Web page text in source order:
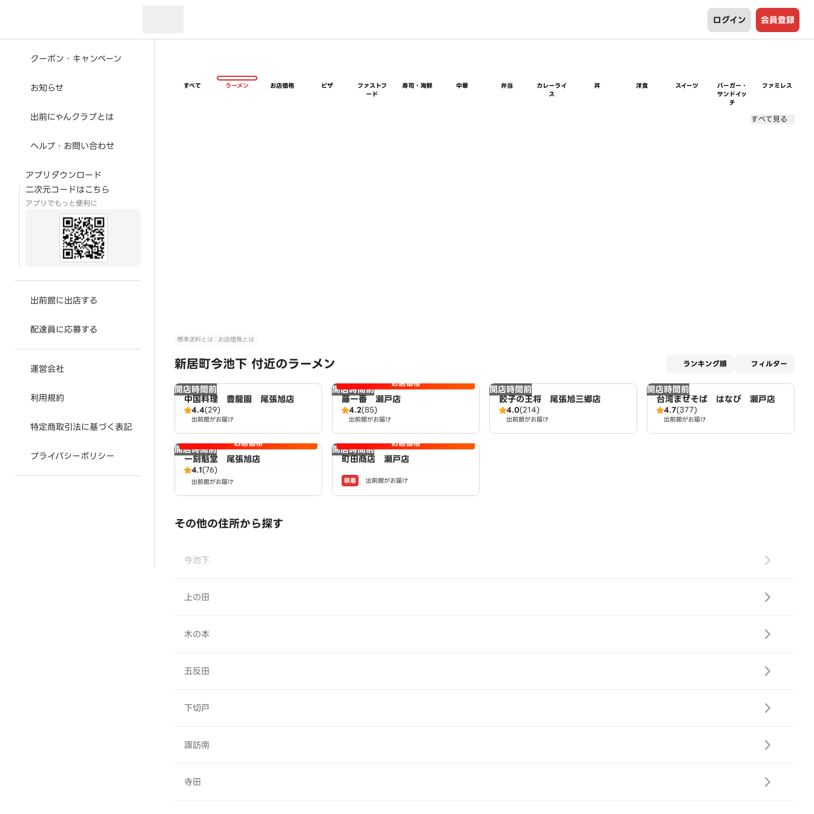
ログイン 会員登録
クーポン・キャンペーン
お知らせ
出前にゃんクラブとは
ヘルプ・お問い合わせ
アプリダウンロード
二次元コードはこちら
アプリでもっと便利に
出前館に出店する
配達員に応募する
運営会社
利用規約
特定商取引法に基づく表記
プライバシーポリシー
すべて ラーメン お店価格 ピザ
ファストフ
ード
寿司・海鮮 中華 弁当
カレーライ
ス
丼 洋食 スイーツ
バーガー・
サンドイッ
チ
ファミレス
すべて見る
標準送料とは お店価格とは
新居町今池下 付近のラーメン ランキング順 フィルター
開店時間前
中国料理 豊龍園 尾張旭店
4.4(29)
出前館がお届け
開店時間前 お店価格
藤一番 瀬戸店
4.2(85)
出前館がお届け
開店時間前
餃子の王将 尾張旭三郷店
4.0(214)
出前館がお届け
開店時間前
台湾まぜそば はなび 瀬戸店
4.7(377)
出前館がお届け
開店時間前 お店価格
一刻魁堂 尾張旭店
4.1(76)
出前館がお届け
開店時間前 お店価格
町田商店 瀬戸店
新着 出前館がお届け
その他の住所から探す
今池下
上の田
木の本
五反田
下切戸
諏訪南
寺田